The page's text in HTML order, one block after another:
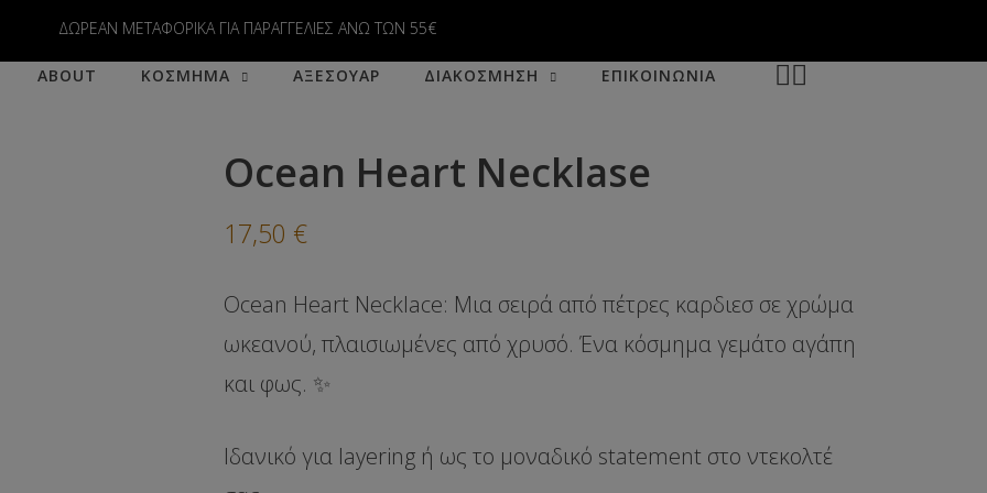
ΔΩΡΕΑΝ ΜΕΤΑΦΟΡΙΚΑ ΓΙΑ ΠΑΡΑΓΓΕΛΙΕΣ ΑΝΩ ΤΩΝ 55€
ABOUT ΚΟΣΜΗΜΑ ΑΞΕΣΟΥΑΡ ΔΙΑΚΟΣΜΗΣΗ ΕΠΙΚΟΙΝΩΝΙΑ
Ocean Heart Necklase
17,50 €
Ocean Heart Necklace: Μια σειρά από πέτρες καρδιεσ σε χρώμα
ωκεανού, πλαισιωμένες από χρυσό. Ένα κόσμημα γεμάτο αγάπη
και φως. ✨
Ιδανικό για layering ή ως το μοναδικό statement στο ντεκολτέ